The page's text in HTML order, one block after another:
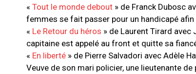
« Tout le monde debout » de Franck Dubosc
femmes se fait passer pour un handicapé afin
« Le Retour du héros » de Laurent Tirard avec
capitaine est appelé au front et quitte sa
« En liberté » de Pierre Salvadori avec Adèle
Veuve de son mari policier, une lieutenante